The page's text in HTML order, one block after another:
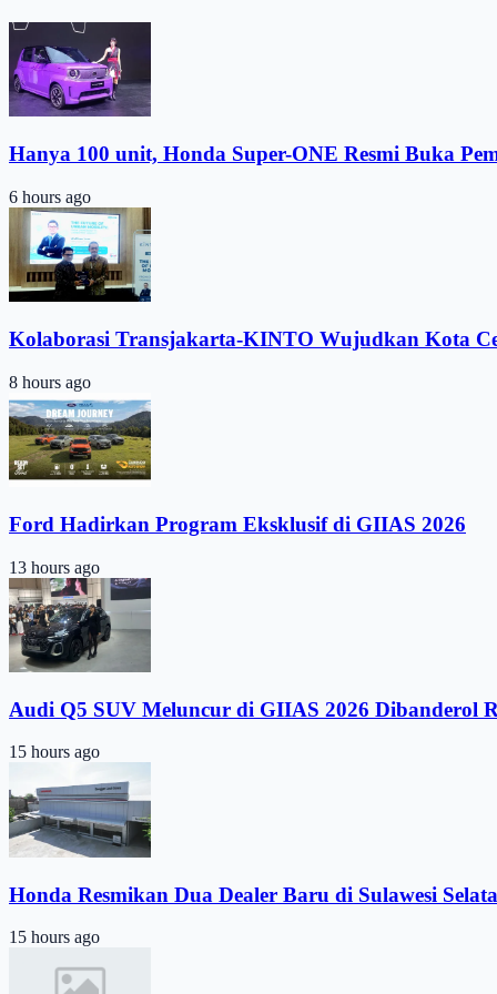
Hanya 100 unit, Honda Super-ONE Resmi Buka
6 hours ago
Kolaborasi Transjakarta-KINTO Wujudkan Kota
8 hours ago
Ford Hadirkan Program Eksklusif di GIIAS 2026
13 hours ago
Audi Q5 SUV Meluncur di GIIAS 2026 Dibanderol
15 hours ago
Honda Resmikan Dua Dealer Baru di Sulawesi
15 hours ago